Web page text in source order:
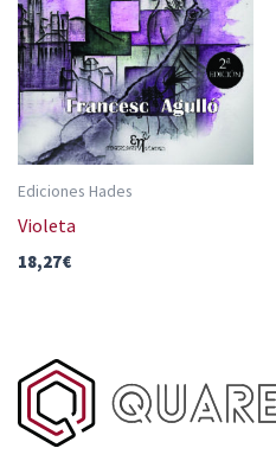
Ediciones Hades
Violeta
18,27€